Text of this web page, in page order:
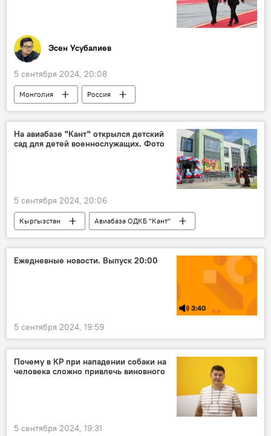
Эсен Усубалиев
5 сентября 2024, 20:08
Монголия
Россия
Владимир Путин
визит
Политика
сотрудничество
Колумнисты
На авиабазе "Кант" открылся детский
сад для детей военнослужащих. Фото
5 сентября 2024, 20:06
Кыргызстан
Авиабаза ОДКБ "Кант"
детский сад
открытие
Ежедневные новости. Выпуск 20:00
3:40
5 сентября 2024, 19:59
Почему в КР при нападении собаки на
человека сложно привлечь виновного
5 сентября 2024, 19:31